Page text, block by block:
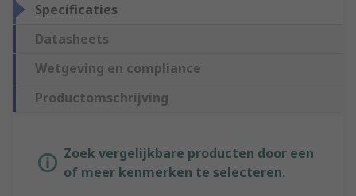
Specificaties
Datasheets
Wetgeving en compliance
Productomschrijving
Zoek vergelijkbare producten door een
of meer kenmerken te selecteren.